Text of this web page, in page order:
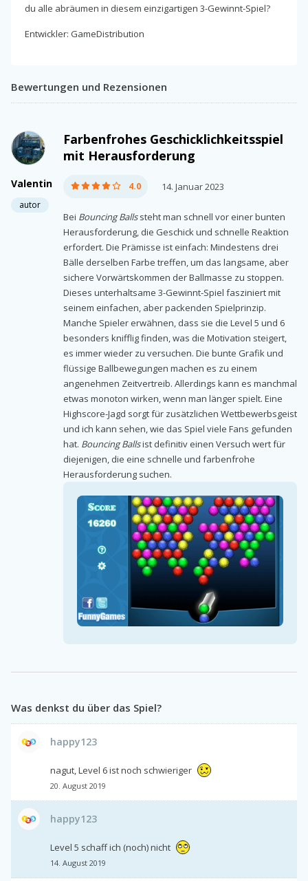
du alle abräumen in diesem einzigartigen 3-Gewinnt-Spiel?
Entwickler: GameDistribution
Bewertungen und Rezensionen
Valentin
autor
Farbenfrohes Geschicklichkeitsspiel
mit Herausforderung
4.0 14. Januar 2023
Bei Bouncing Ballssteht man schnell vor einer bunten
Herausforderung, die Geschick und schnelle Reaktion
erfordert. Die Prämisse ist einfach: Mindestens drei
Bälle derselben Farbe treffen, um das langsame, aber
sichere Vorwärtskommen der Ballmasse zu stoppen.
Dieses unterhaltsame 3-Gewinnt-Spiel fasziniert mit
seinem einfachen, aber packenden Spielprinzip.
Manche Spieler erwähnen, dass sie die Level 5 und 6
besonders knifflig finden, was die Motivation steigert,
es immer wieder zu versuchen. Die bunte Grafik und
flüssige Ballbewegungen machen es zu einem
angenehmen Zeitvertreib. Allerdings kann es manchmal
etwas monoton wirken, wenn man länger spielt. Eine
Highscore-Jagd sorgt für zusätzlichen Wettbewerbsgeist
und ich kann sehen, wie das Spiel viele Fans gefunden
hat. Bouncing Ballsist definitiv einen Versuch wert für
diejenigen, die eine schnelle und farbenfrohe
Herausforderung suchen.
Was denkst du über das Spiel?
happy123
nagut, Level 6 ist noch schwieriger
20. August 2019
happy123
Level 5 schaff ich (noch) nicht
14. August 2019